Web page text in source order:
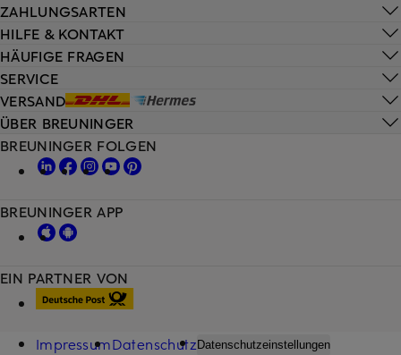
HILFE & KONTAKT
HÄUFIGE FRAGEN
SERVICE
VERSAND
ZAHLUNGSARTEN
ÜBER BREUNINGER
EIN PARTNER VON
BREUNINGER FOLGEN
BREUNINGER APP
ImpressumDatenschutz Datenschutzeinstellungen